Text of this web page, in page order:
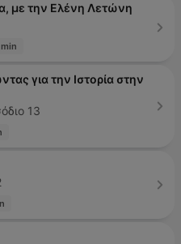
με την Ελένη Λετώνη
min
για την Ιστορία στην
13